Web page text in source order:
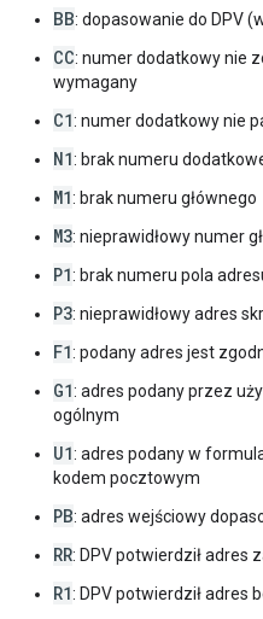
BB: dopasowanie do DPV
CC: numer dodatkowy nie
wymagany
C1: numer dodatkowy nie
N1: brak numeru
M1: brak numeru głównego
M3: nieprawidłowy numer
P1: brak numeru pola
P3: nieprawidłowy adres
F1: podany adres jest
G1: adres podany przez
ogólnym
U1: adres podany w
kodem pocztowym
PB: adres wejściowy
RR: DPV potwierdził adres
R1: DPV potwierdził adres